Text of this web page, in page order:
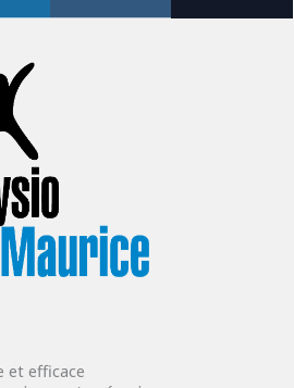
et efficace